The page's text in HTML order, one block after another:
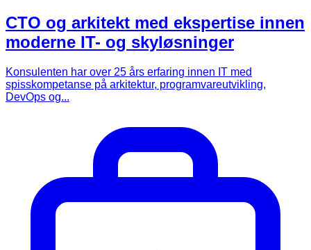
CTO og arkitekt med ekspertise innen
moderne IT- og skyløsninger
Konsulenten har over 25 års erfaring innen IT med
spisskompetanse på arkitektur, programvareutvikling,
DevOps og...